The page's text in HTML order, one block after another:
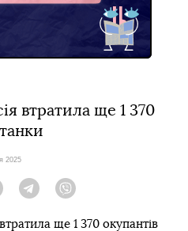
втратила ще 1 370
2025
Twitter Telegram
ще 1 370 окупантів